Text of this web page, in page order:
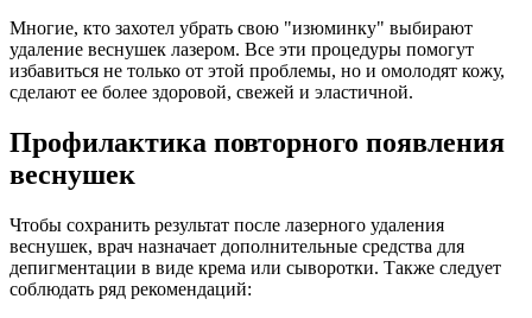
Многие, кто захотел убрать свою "изюминку" выбирают
удаление веснушек лазером. Все эти процедуры помогут
избавиться не только от этой проблемы, но и омолодят кожу,
сделают ее более здоровой, свежей и эластичной.
Профилактика повторного появления
веснушек
Чтобы сохранить результат после лазерного удаления
веснушек, врач назначает дополнительные средства для
депигментации в виде крема или сыворотки. Также следует
соблюдать ряд рекомендаций: